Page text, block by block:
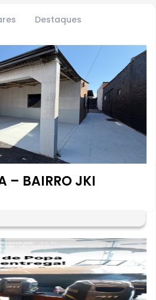
Destaques
– BAIRRO JKI